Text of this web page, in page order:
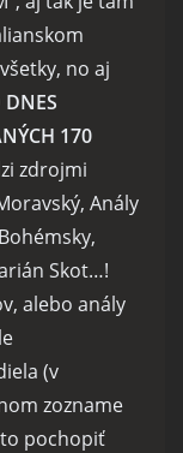
no aj
DNES
170
zdrojmi
Anály
Skot…!
alebo anály
(v
zozname
pochopiť